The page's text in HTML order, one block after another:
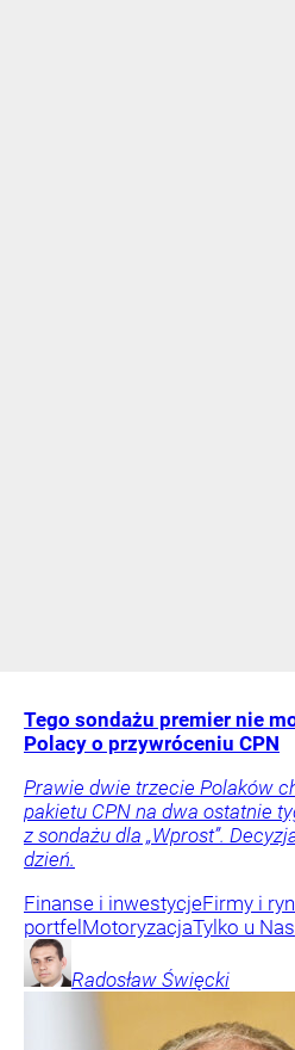
Tego sondażu premier nie
Polacy o przywróceniu CPN
Prawie dwie trzecie Polaków
pakietu CPN na dwa ostatnie
z sondażu dla „Wprost”.
dzień.
Finanse i inwestycjeFirmy i
portfel MotoryzacjaTylko u Nas
Radosław Święcki